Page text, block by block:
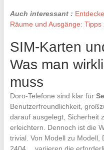
Auch interessant :
Räume und Ausgänge:
SIM-Karten
Was man
muss
Doro-Telefone sind klar für
Benutzerfreundlichkeit,
darauf ausgelegt, Sicherheit
erleichtern. Dennoch ist die
trivial. Von Modell zu Modell,